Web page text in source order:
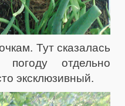
Тут сказалась
отдельно
эксклюзивный.